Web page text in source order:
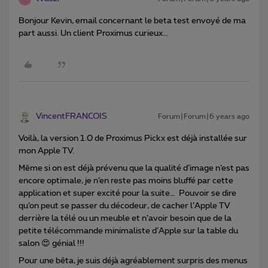
Bonjour Kevin, email concernant le beta test envoyé de ma
part aussi. Un client Proximus curieux...
VincentFRANCOIS Forum|Forum|6 years ago
Voilà, la version 1.0 de Proximus Pickx est déjà installée sur
mon Apple TV.
Même si on est déjà prévenu que la qualité d’image n’est pas
encore optimale, je n’en reste pas moins bluffé par cette
application et super excité pour la suite… Pouvoir se dire
qu’on peut se passer du décodeur, de cacher l’Apple TV
derrière la télé ou un meuble et n’avoir besoin que de la
petite télécommande minimaliste d’Apple sur la table du
salon 😍 génial !!!
Pour une bêta, je suis déjà agréablement surpris des menus